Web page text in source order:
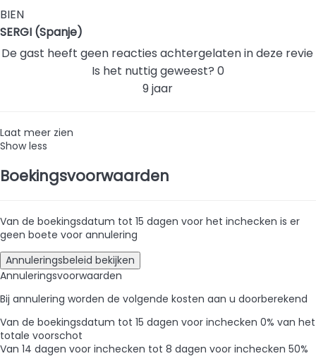
BIEN
SERGI (Spanje)
De gast heeft geen reacties achtergelaten in deze revie
Is het nuttig geweest? 0
9 jaar
Laat meer zien
Show less
Boekingsvoorwaarden
Van de boekingsdatum tot 15 dagen voor het inchecken is er
geen boete voor annulering
Annuleringsbeleid bekijken
Annuleringsvoorwaarden
Bij annulering worden de volgende kosten aan u doorberekend
Van de boekingsdatum tot 15 dagen voor inchecken 0% van het
totale voorschot
Van 14 dagen voor inchecken tot 8 dagen voor inchecken 50%